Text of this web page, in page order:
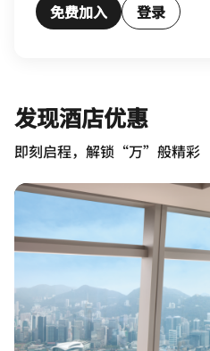
免费加入 登录
发现酒店优惠
即刻启程，解锁“万”般精彩